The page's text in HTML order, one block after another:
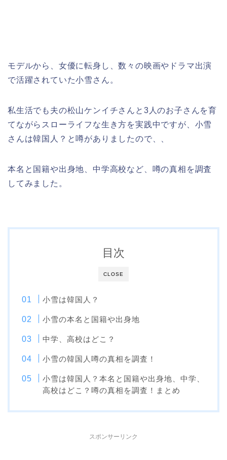
モデルから、女優に転身し、数々の映画やドラマ出演
で活躍されていた小雪さん。
私生活でも夫の松山ケンイチさんと3人のお子さんを育
てながらスローライフな生き方を実践中ですが、小雪
さんは韓国人？と噂がありましたので、、
本名と国籍や出身地、中学高校など、噂の真相を調査
してみました。
CLOSE
目次
小雪は韓国人？
小雪の本名と国籍や出身地
中学、高校はどこ？
小雪の韓国人噂の真相を調査！
小雪は韓国人？本名と国籍や出身地、中学、
高校はどこ？噂の真相を調査！まとめ
スポンサーリンク